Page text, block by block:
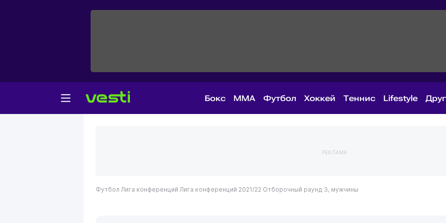
Бокс MMA Футбол Хоккей Теннис Lifestyle
РЕКЛАМА
Футбол Лига конференций Лига конференций 2021/22 Отборочный раунд 3, мужчины